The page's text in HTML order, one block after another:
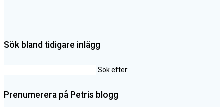
Sök bland tidigare inlägg
Sök efter:
Prenumerera på Petris blogg